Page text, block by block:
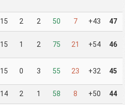
15 2 2 50 7 +43 47
15 1 2 75 21 +54 46
15 0 3 55 23 +32 45
14 2 1 58 8 +50 44